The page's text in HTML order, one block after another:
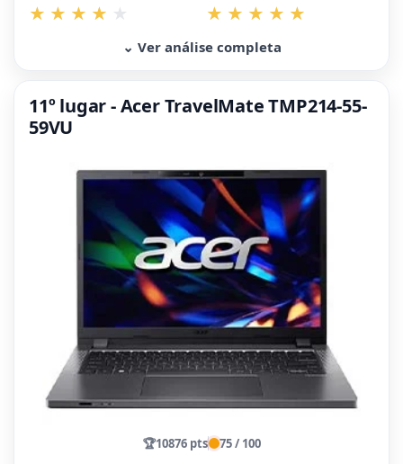
⌄ Ver análise completa
11º lugar - Acer TravelMate TMP214-55-
59VU
🏆10876 pts 75 / 100